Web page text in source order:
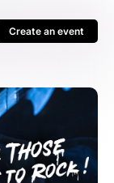
Create an event